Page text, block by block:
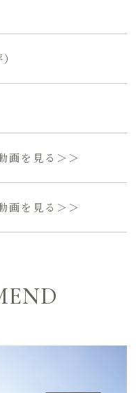
画を見る＞＞
画を見る＞＞